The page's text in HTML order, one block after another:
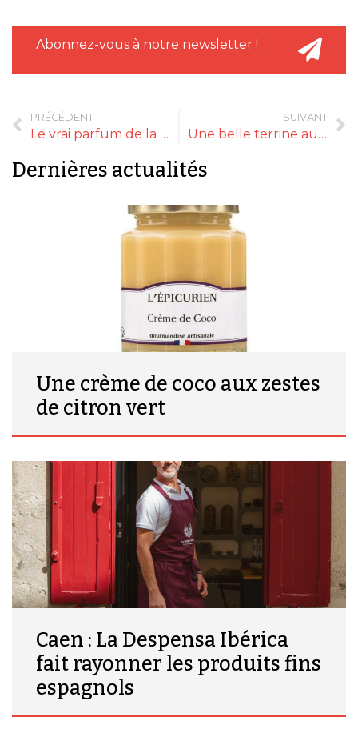
Abonnez-vous à notre newsletter !
PRÉCÉDENT
Le vrai parfum de la truffe blanche
SUIVANT
Une belle terrine aux 4 viandes
Dernières actualités
Une crème de coco aux zestes
de citron vert
Caen : La Despensa Ibérica
fait rayonner les produits fins
espagnols